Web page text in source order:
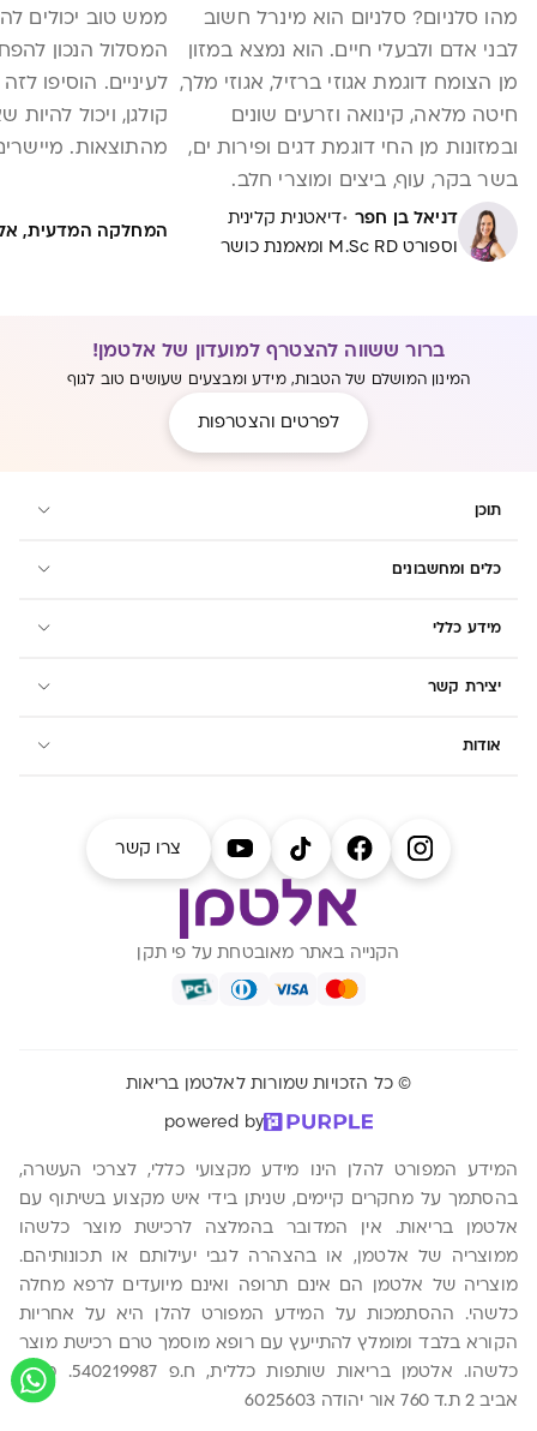
מהו סלניום? סלניום הוא מינרל חשוב
לבני אדם ולבעלי חיים. הוא נמצא במזון
מן הצומח דוגמת אגוזי ברזיל, אגוזי מלך,
חיטה מלאה, קינואה וזרעים שונים
ובמזונות מן החי דוגמת דגים ופירות ים,
בשר בקר, עוף, ביצים ומוצרי חלב.
מדענים יודעים כיום שהסלניום נחוץ
לגופינו בייצור של משפחת חלבונים
דניאל בן חפר ·דיאטנית קלינית
וספורט M.Sc RD ומאמנת כושר
ממש טוב יכולים
המסלול הנכון
לעיניים. הוסיפו
קולגן, ויכול להיות
מהתוצאות.
המחלקה המדעית,
ברור ששווה להצטרף למועדון של אלטמן!
המינון המושלם של הטבות, מידע ומבצעים שעושים טוב לגוף
לפרטים והצטרפות
תוכן
כלים ומחשבונים
מידע כללי
יצירת קשר
אודות
צרו קשר
הקנייה באתר מאובטחת על פי תקן
© כל הזכויות שמורות לאלטמן בריאות
powered by
המידע המפורט להלן הינו מידע מקצועי כללי, לצרכי העשרה,
בהסתמך על מחקרים קיימים, שניתן בידי איש מקצוע בשיתוף עם
אלטמן בריאות. אין המדובר בהמלצה לרכישת מוצר כלשהו
ממוצריה של אלטמן, או בהצהרה לגבי יעילותם או תכונותיהם.
מוצריה של אלטמן הם אינם תרופה ואינם מיועדים לרפא מחלה
כלשהי. ההסתמכות על המידע המפורט להלן היא על אחריות
הקורא בלבד ומומלץ להתייעץ עם רופא מוסמך טרם רכישת מוצר
כלשהו. אלטמן בריאות שותפות כללית, ח.פ 540219987. משה
אביב 2 ת.ד 760 אור יהודה 6025603